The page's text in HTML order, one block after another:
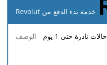
خدمة بدء الدفع من Revolut
يتم إيداع الدفع في 3-5 دقائق (في حالات نادرة حتى 1 يوم